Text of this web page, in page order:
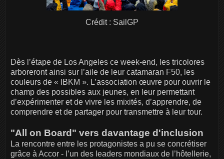
Crédit : SailGP
Dès l’étape de Los Angeles ce week-end, les tricolores
arboreront ainsi sur l’aile de leur catamaran F50, les
couleurs de « IBKM ». L’association œuvre pour ouvrir le
champ des possibles aux jeunes, en leur permettant
d’expérimenter et de vivre les mixités, d’apprendre, de
comprendre et de partager pour transmettre à leur tour.
"All on Board" vers davantage d'inclusion
La rencontre entre les protagonistes a pu se concrétiser
grâce à Accor - l’un des leaders mondiaux de l’hôtellerie,